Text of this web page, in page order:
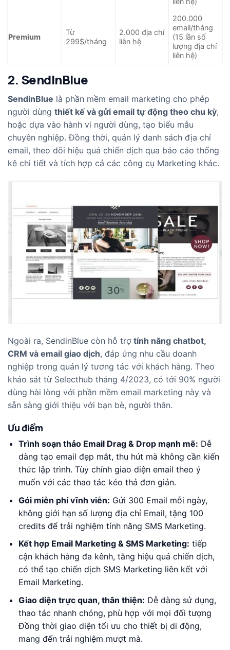
Premium
Từ
299$/tháng
2.000 địa chỉ
liên hệ
200.000
email/tháng
(15 lần số
lượng địa chỉ
liên hệ)
2. SendInBlue
SendinBlue là phần mềm email marketing cho phép
người dùng thiết kế và gửi email tự động theo chu kỳ,
hoặc dựa vào hành vi người dùng, tạo biểu mẫu
chuyên nghiệp. Đồng thời, quản lý danh sách địa chỉ
email, theo dõi hiệu quả chiến dịch qua báo cáo thống
kê chi tiết và tích hợp cả các công cụ Marketing khác.
Ngoài ra, SendinBlue còn hỗ trợ tính năng chatbot,
CRM và email giao dịch, đáp ứng nhu cầu doanh
nghiệp trong quản lý tương tác với khách hàng. Theo
khảo sát từ Selecthub tháng 4/2023, có tới 90% người
dùng hài lòng với phần mềm email marketing này và
sẵn sàng giới thiệu với bạn bè, người thân.
Ưu điểm
Trình soạn thảo Email Drag & Drop mạnh mẽ: Dễ
dàng tạo email đẹp mắt, thu hút mà không cần kiến
thức lập trình. Tùy chỉnh giao diện email theo ý
muốn với các thao tác kéo thả đơn giản.
Gói miễn phí vĩnh viễn: Gửi 300 Email mỗi ngày,
không giới hạn số lượng địa chỉ Email, tặng 100
credits để trải nghiệm tính năng SMS Marketing.
Kết hợp Email Marketing & SMS Marketing: tiếp
cận khách hàng đa kênh, tăng hiệu quả chiến dịch,
có thể tạo chiến dịch SMS Marketing liên kết với
Email Marketing.
Giao diện trực quan, thân thiện: Dễ dàng sử dụng,
thao tác nhanh chóng, phù hợp với mọi đối tượng
Đồng thời giao diện tối ưu cho thiết bị di động,
mang đến trải nghiệm mượt mà.